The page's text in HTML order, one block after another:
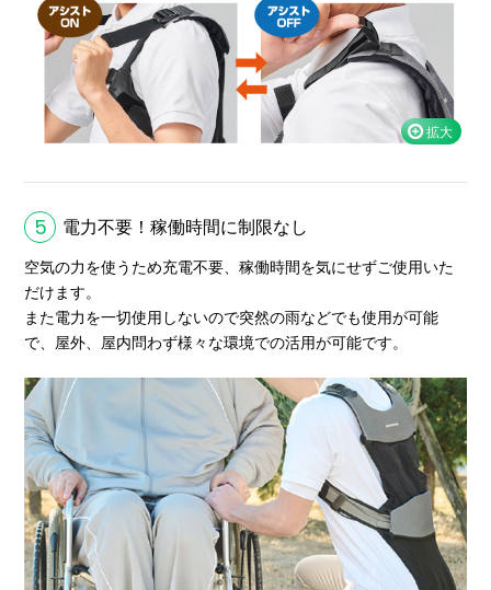
5 電力不要！稼働時間に制限なし
空気の力を使うため充電不要、稼働時間を気にせずご使用いた
だけます。
また電力を一切使用しないので突然の雨などでも使用が可能
で、屋外、屋内問わず様々な環境での活用が可能です。